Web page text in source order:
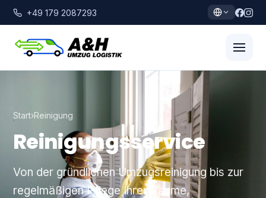
+49 179 2087293
Start›Reinigung
Reinigungsservice
Von der gründlichen Umzugsreinigung bis zur
regelmäßigen Pflege Ihrer Räume,